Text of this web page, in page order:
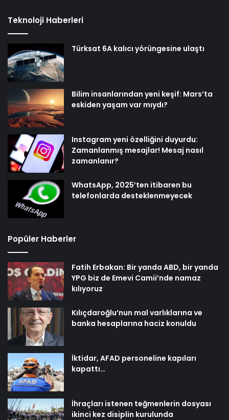
Teknoloji Haberleri
Türksat 6A kalıcı yörüngesine ulaştı
Bilim insanlarından yeni keşif: Mars’ta
eskiden yaşam var mıydı?
Instagram yeni özelliğini duyurdu:
Zamanlanmış mesajlar! Mesaj nasıl
zamanlanır?
WhatsApp, 2025’ten itibaren bu
telefonlarda desteklenmeyecek
Popüler Haberler
Fatih Erbakan: Bir yanda ABD, bir yanda
YPG biz de Emevi Camii’nde namaz
kılıyoruz
Kılıçdaroğlu’nun mal varlıklarına ve
banka hesaplarına haciz konuldu
İktidar, AFAD personeline kapıları
kapattı…
İhraçları istenen teğmenlerin dosyası
ikinci kez disiplin kurulunda